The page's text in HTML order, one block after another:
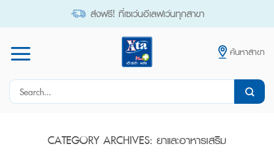
ส่งฟรี! ที่เซเว่นอีเลฟเว่นทุกสาขา
ค้นหาสาขา
Search
CATEGORY ARCHIVES: ยาและอาหารเสริม